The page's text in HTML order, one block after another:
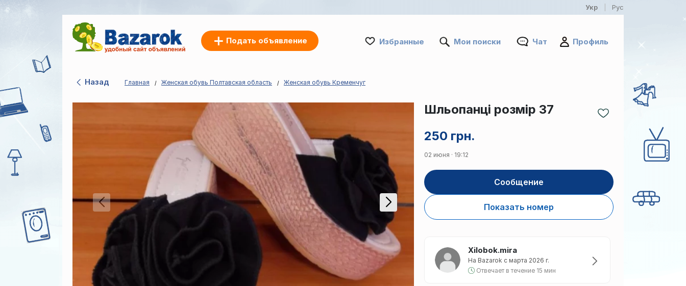
Укр Рус
Подать объявление Избранные Мои поиски Чат Профиль
Назад Главная Женская обувь Полтавская область Женская обувь Кременчуг
250 грн.
Шльопанці розмір 37
02 июня · 19:12
Сообщение
Показать номер
Xilobok.mira
На Bazarok с марта 2026 г.
Отвечает в течение 15 мин